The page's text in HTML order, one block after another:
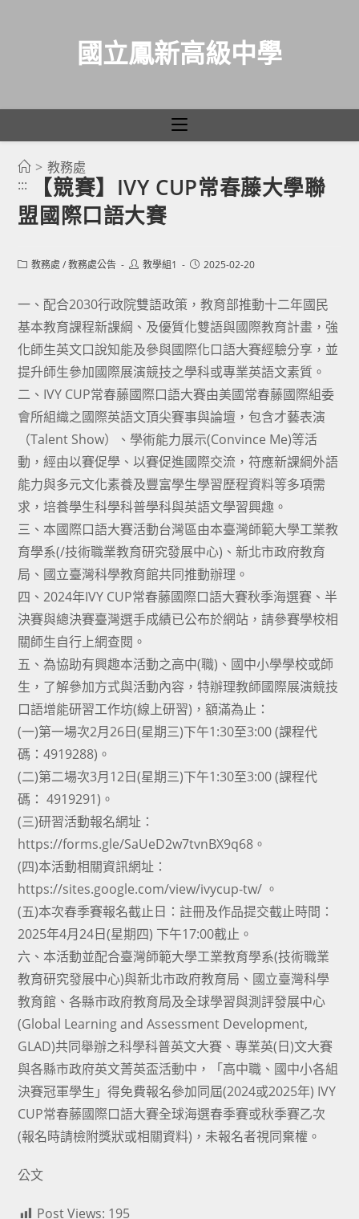
國立鳳新高級中學
> 教務處
:::
【競賽】IVY CUP常春藤大學聯
盟國際口語大賽
Post教務處 / 教務處公告
Post教學組1
Post2025-02-20
一、配合2030行政院雙語政策，教育部推動十二年國民
基本教育課程新課綱、及優質化雙語與國際教育計畫，強
化師生英文口說知能及參與國際化口語大賽經驗分享，並
提升師生參加國際展演競技之學科或專業英語文素質。
二、IVY CUP常春藤國際口語大賽由美國常春藤國際組委
會所組織之國際英語文頂尖賽事與論壇，包含才藝表演
（Talent Show）、學術能力展示(Convince Me)等活
動，經由以賽促學、以賽促進國際交流，符應新課綱外語
能力與多元文化素養及豐富學生學習歷程資料等多項需
求，培養學生科學科普學科與英語文學習興趣。
三、本國際口語大賽活動台灣區由本臺灣師範大學工業教
育學系(/技術職業教育研究發展中心)、新北市政府教育
局、國立臺灣科學教育館共同推動辦理。
四、2024年IVY CUP常春藤國際口語大賽秋季海選賽、半
決賽與總決賽臺灣選手成績已公布於網站，請參賽學校相
關師生自行上網查閱。
五、為協助有興趣本活動之高中(職)、國中小學學校或師
生，了解參加方式與活動內容，特辦理教師國際展演競技
口語增能研習工作坊(線上研習)，額滿為止：
(一)第一場次2月26日(星期三)下午1:30至3:00 (課程代
碼：4919288)。
(二)第二場次3月12日(星期三)下午1:30至3:00 (課程代
碼： 4919291)。
(三)研習活動報名網址：
https://forms.gle/SaUeD2w7tvnBX9q68。
(四)本活動相關資訊網址：
https://sites.google.com/view/ivycup-tw/ 。
(五)本次春季賽報名截止日：註冊及作品提交截止時間：
2025年4月24日(星期四) 下午17:00截止。
六、本活動並配合臺灣師範大學工業教育學系(技術職業
教育研究發展中心)與新北市政府教育局、國立臺灣科學
教育館、各縣市政府教育局及全球學習與測評發展中心
(Global Learning and Assessment Development,
GLAD)共同舉辦之科學科普英文大賽、專業英(日)文大賽
與各縣市政府英文菁英盃活動中，「高中職、國中小各組
決賽冠軍學生」得免費報名參加同屆(2024或2025年) IVY
CUP常春藤國際口語大賽全球海選春季賽或秋季賽乙次
(報名時請檢附獎狀或相關資料)，未報名者視同棄權。
公文
Post Views: 195